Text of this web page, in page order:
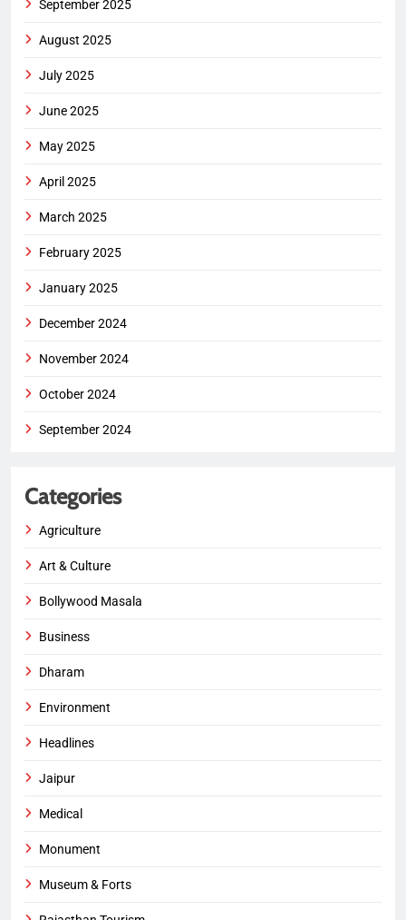
September 2025
August 2025
July 2025
June 2025
May 2025
April 2025
March 2025
February 2025
January 2025
December 2024
November 2024
October 2024
September 2024
Categories
Agriculture
Art & Culture
Bollywood Masala
Business
Dharam
Environment
Headlines
Jaipur
Medical
Monument
Museum & Forts